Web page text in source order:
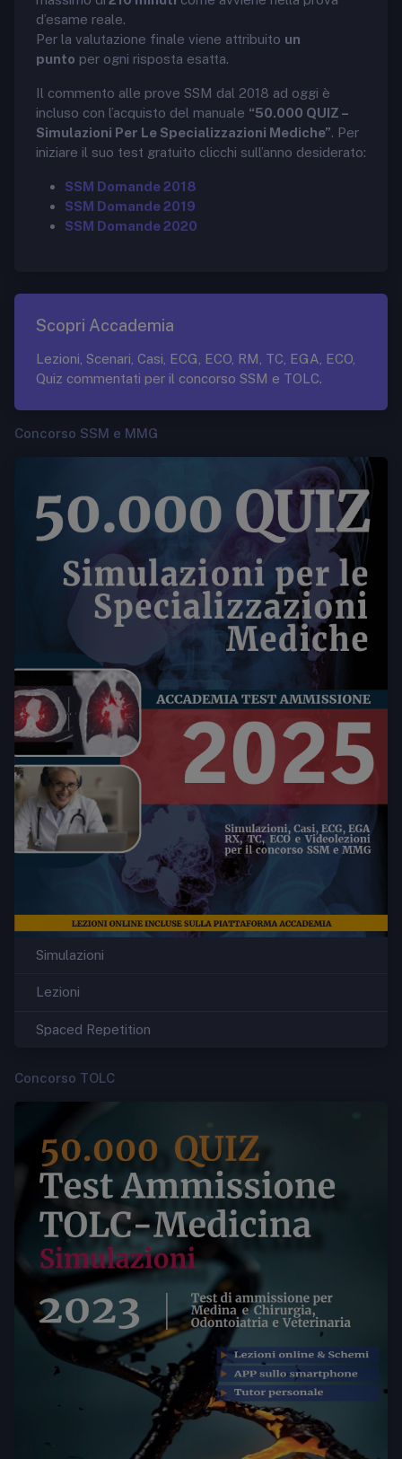
d’esame reale.
Per la valutazione finale viene attribuito un
punto per ogni risposta esatta.
Il commento alle prove SSM dal 2018 ad oggi è
incluso con l’acquisto del manuale “50.000 QUIZ –
Simulazioni Per Le Specializzazioni Mediche”. Per
iniziare il suo test gratuito clicchi sull’anno desiderato:
SSM Domande 2018
SSM Domande 2019
SSM Domande 2020
Scopri Accademia
Lezioni, Scenari, Casi, ECG, ECO, RM, TC, EGA, ECO,
Quiz commentati per il concorso SSM e TOLC.
Concorso SSM e MMG
Simulazioni
Lezioni
Spaced Repetition
Concorso TOLC